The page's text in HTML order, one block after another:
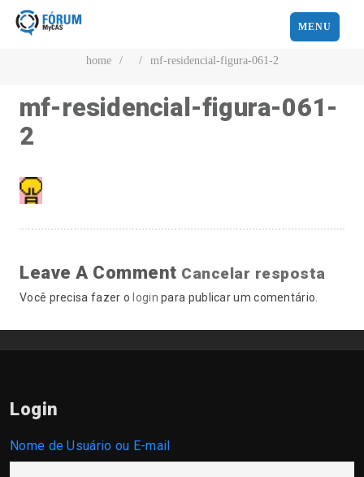
MENU
home / / mf-residencial-figura-061-2
mf-residencial-figura-061-
2
Leave A Comment Cancelar resposta
Você precisa fazer o login para publicar um comentário.
Login
Nome de Usuário ou E-mail